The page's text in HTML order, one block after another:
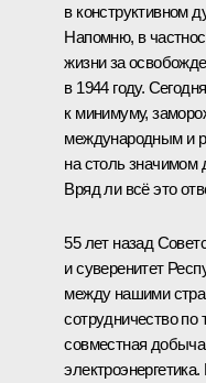
в конструктивном
Напомню, в
жизни за
в 1944 году.
к минимуму,
международным и
на столь значимом
Вряд ли всё это
55 лет назад
и суверенитет
между нашими
сотрудничество по
совместная добыча